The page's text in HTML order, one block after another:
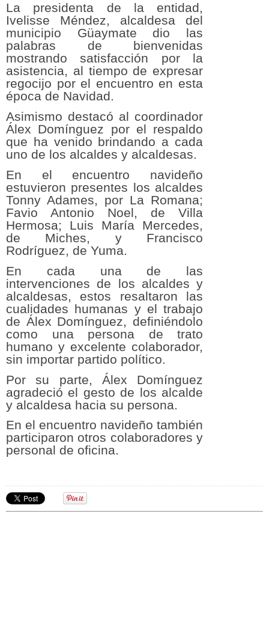
La presidenta de la entidad,
Ivelisse Méndez, alcaldesa del
municipio Güaymate dio las
palabras de bienvenidas
mostrando satisfacción por la
asistencia, al tiempo de expresar
regocijo por el encuentro en esta
época de Navidad.
Asimismo destacó al coordinador
Álex Domínguez por el respaldo
que ha venido brindando a cada
uno de los alcaldes y alcaldesas.
En el encuentro navideño
estuvieron presentes los alcaldes
Tonny Adames, por La Romana;
Favio Antonio Noel, de Villa
Hermosa; Luis María Mercedes,
de Miches, y Francisco
Rodríguez, de Yuma.
En cada una de las
intervenciones de los alcaldes y
alcaldesas, estos resaltaron las
cualidades humanas y el trabajo
de Álex Domínguez, definiéndolo
como una persona de trato
humano y excelente colaborador,
sin importar partido político.
Por su parte, Álex Domínguez
agradeció el gesto de los alcalde
y alcaldesa hacia su persona.
En el encuentro navideño también
participaron otros colaboradores y
personal de oficina.